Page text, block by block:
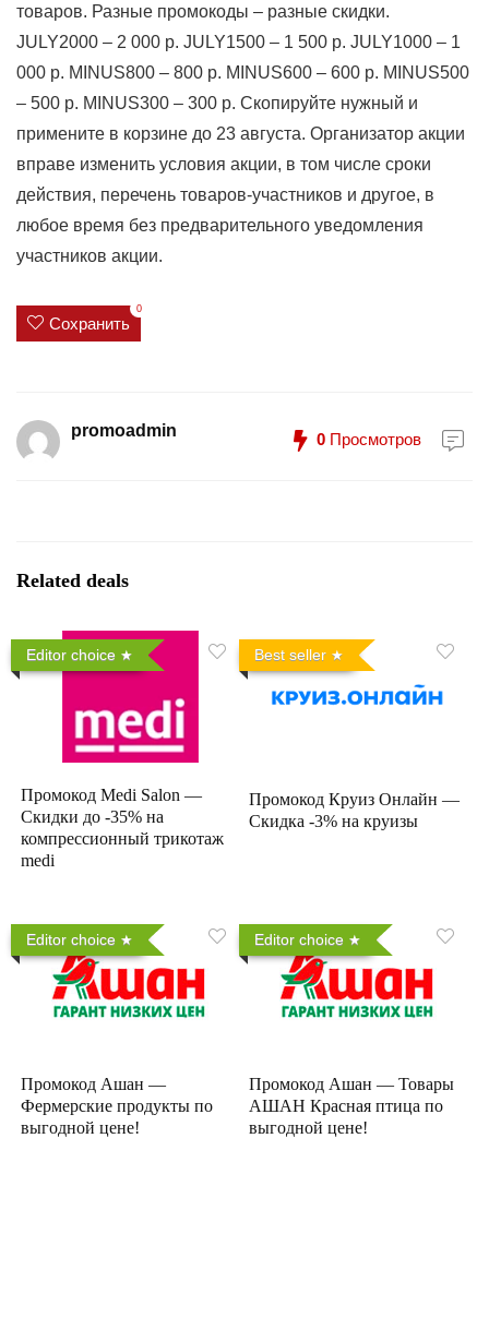
товаров. Разные промокоды – разные скидки.
JULY2000 – 2 000 р. JULY1500 – 1 500 р. JULY1000 – 1
000 р. MINUS800 – 800 р. MINUS600 – 600 р. MINUS500
– 500 р. MINUS300 – 300 р. Скопируйте нужный и
примените в корзине до 23 августа. Организатор акции
вправе изменить условия акции, в том числе сроки
действия, перечень товаров-участников и другое, в
любое время без предварительного уведомления
участников акции.
Сохранить
0
promoadmin 0 Просмотров
Related deals
Editor choice
Промокод Medi Salon —
Скидки до -35% на
компрессионный трикотаж
medi
Best seller
Промокод Круиз Онлайн —
Скидка -3% на круизы
Editor choice
Промокод Ашан —
Фермерские продукты по
выгодной цене!
Editor choice
Промокод Ашан — Товары
АШАН Красная птица по
выгодной цене!